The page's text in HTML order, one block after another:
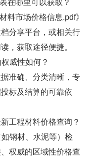
在哪里可以获取？
料市场价格信息.pdf》
分享平台，或相关行
，获取途径便捷。
威性如何？
准确、分类清晰，专
标及结算的可靠依
工程材料价格查询？
钢材、水泥等）检
权威的区域性价格查